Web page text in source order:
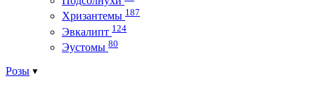
Хризантемы 187
Эвкалипт 124
Эустомы 80
Розы